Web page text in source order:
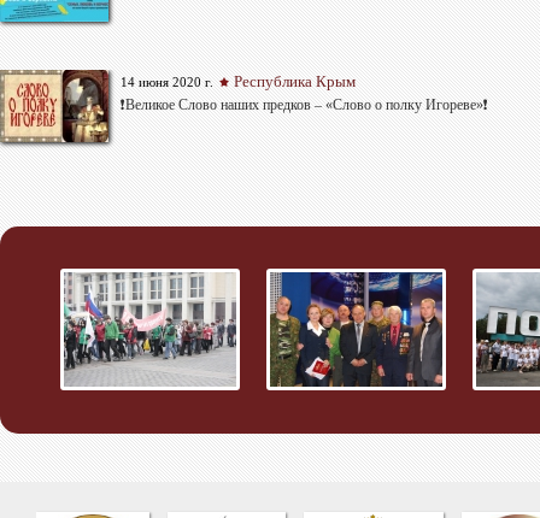
14 июня 2020 г. Республика Крым
❗Великое Слово наших предков – «Слово о полку Игореве»❗